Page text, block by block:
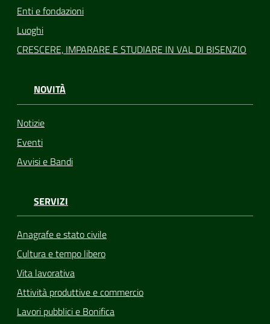
Enti e fondazioni
Luoghi
CRESCERE, IMPARARE E STUDIARE IN VAL DI BISENZIO
NOVITÀ
Notizie
Eventi
Avvisi e Bandi
SERVIZI
Anagrafe e stato civile
Cultura e tempo libero
Vita lavorativa
Attività produttive e commercio
Lavori pubblici e Bonifica